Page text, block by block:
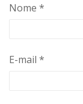
Nome *
E-mail *